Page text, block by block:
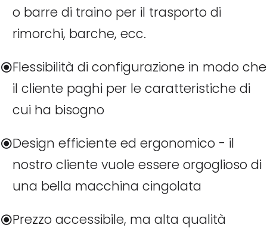
o barre di traino per il trasporto di
rimorchi, barche, ecc.
Flessibilità di configurazione in modo che
il cliente paghi per le caratteristiche di
cui ha bisogno
Design efficiente ed ergonomico - il
nostro cliente vuole essere orgoglioso di
una bella macchina cingolata
Prezzo accessibile, ma alta qualità